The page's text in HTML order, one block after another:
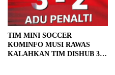
TIM MINI SOCCER
KOMINFO MUSI RAWAS
KALAHKAN TIM DISHUB 3-2